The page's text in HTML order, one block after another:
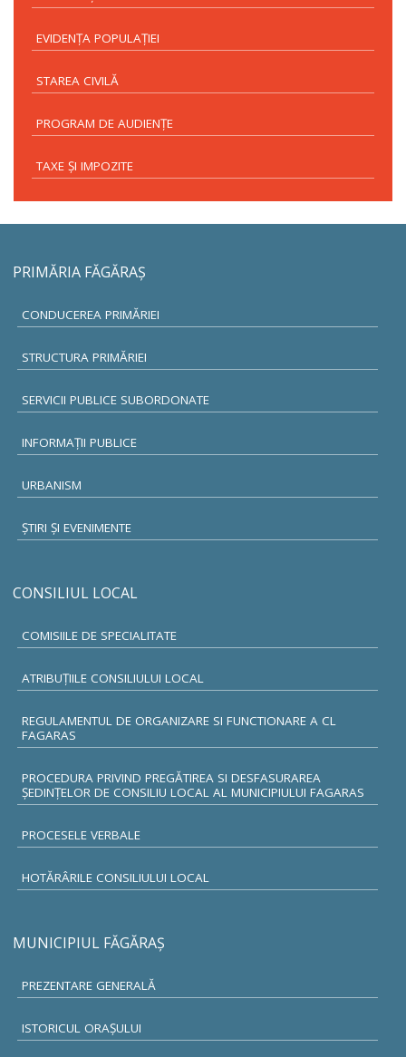
EVIDENŢA POPULAŢIEI
STAREA CIVILĂ
PROGRAM DE AUDIENŢE
TAXE ŞI IMPOZITE
PRIMĂRIA FĂGĂRAŞ
CONDUCEREA PRIMĂRIEI
STRUCTURA PRIMĂRIEI
SERVICII PUBLICE SUBORDONATE
INFORMAŢII PUBLICE
URBANISM
ŞTIRI ŞI EVENIMENTE
CONSILIUL LOCAL
COMISIILE DE SPECIALITATE
ATRIBUŢIILE CONSILIULUI LOCAL
REGULAMENTUL DE ORGANIZARE SI FUNCTIONARE A CL
FAGARAS
PROCEDURA PRIVIND PREGĂTIREA SI DESFASURAREA
ȘEDINȚELOR DE CONSILIU LOCAL AL MUNICIPIULUI FAGARAS
PROCESELE VERBALE
HOTĂRÂRILE CONSILIULUI LOCAL
MUNICIPIUL FĂGĂRAŞ
PREZENTARE GENERALĂ
ISTORICUL ORAŞULUI